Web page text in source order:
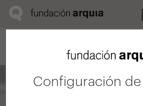
Configuración
Ficha realización